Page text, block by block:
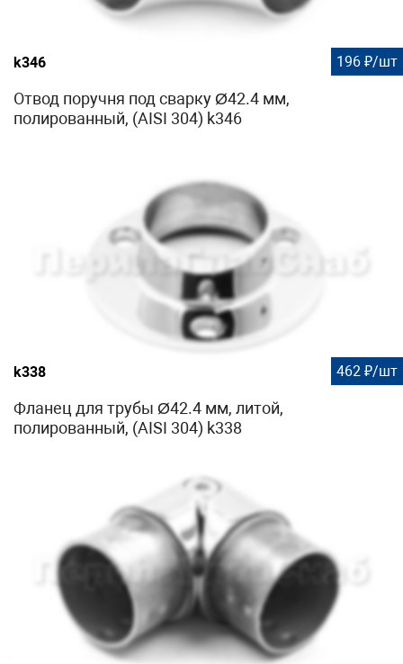
k346 196 ₽/шт
Отвод поручня под сварку Ø42.4 мм,
полированный, (AISI 304) k346
k338 462 ₽/шт
Фланец для трубы Ø42.4 мм, литой,
полированный, (AISI 304) k338